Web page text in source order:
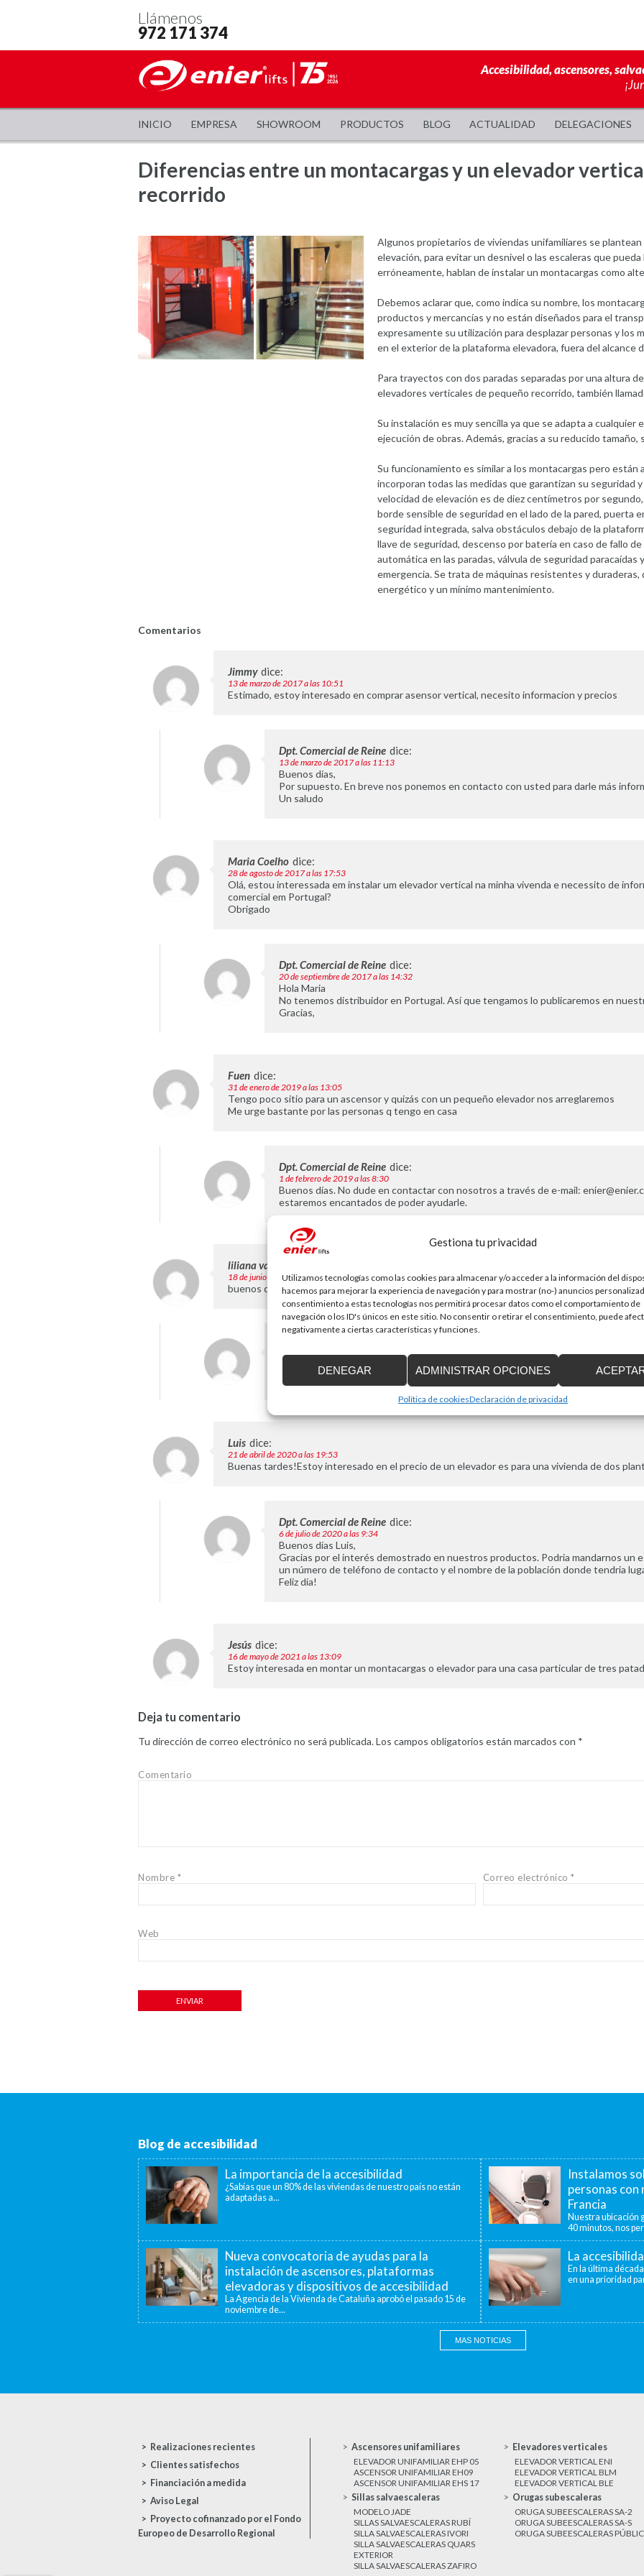
Gestiona tu privacidad
Utilizamos tecnologías como las cookies para almacenar y/o acceder a la información del
hacemos para mejorar la experiencia de navegación y para mostrar (no-) anuncios
consentimiento a estas tecnologías nos permitirá procesar datos como el comportamiento de
navegación o los ID's únicos en este sitio. No consentir o retirar el consentimiento, puede
negativamente a ciertas características y funciones.
DENEGAR ADMINISTRAR OPCIONES
Política de cookiesDeclaración de privacidad
Llámenos
972 171 374
Accesibilidad, ascensores,
INICIO EMPRESA SHOWROOM PRODUCTOS BLOG ACTUALIDAD DELEGACIONES
Diferencias entre un montacargas y un elevador
recorrido
Algunos propietarios de viviendas unifamiliares se
elevación, para evitar un desnivel o las escaleras que
erróneamente, hablan de instalar un montacargas como
Debemos aclarar que, como indica su nombre, los
productos y mercancías y no están diseñados para el
expresamente su utilización para desplazar personas y los
en el exterior de la plataforma elevadora, fuera del alcance
Para trayectos con dos paradas separadas por una altura
elevadores verticales de pequeño recorrido, también
Su instalación es muy sencilla ya que se adapta a
ejecución de obras. Además, gracias a su reducido
Su funcionamiento es similar a los montacargas pero
incorporan todas las medidas que garantizan su seguridad
velocidad de elevación es de diez centímetros por
borde sensible de seguridad en el lado de la pared, puerta
seguridad integrada, salva obstáculos debajo de la
llave de seguridad, descenso por batería en caso de fallo
automática en las paradas, válvula de seguridad paracaídas
emergencia. Se trata de máquinas resistentes y
energético y un mínimo mantenimiento.
Comentarios
Jimmy dice:
13 de marzo de 2017 a las 10:51
Estimado, estoy interesado en comprar asensor vertical, necesito informacion y precios
Dpt. Comercial de Reine dice:
13 de marzo de 2017 a las 11:13
Buenos días,
Por supuesto. En breve nos ponemos en contacto con usted para darle más
Un saludo
Maria Coelho dice:
28 de agosto de 2017 a las 17:53
Olá, estou interessada em instalar um elevador vertical na minha vivenda e necessito de
comercial em Portugal?
Obrigado
Dpt. Comercial de Reine dice:
20 de septiembre de 2017 a las 14:32
Hola Maria
No tenemos distribuidor en Portugal. Así que tengamos lo publicaremos en
Gracias,
Fuen dice:
31 de enero de 2019 a las 13:05
Tengo poco sitio para un ascensor y quizás con un pequeño elevador nos arreglaremos
Me urge bastante por las personas q tengo en casa
Dpt. Comercial de Reine dice:
1 de febrero de 2019 a las 8:30
Buenos días. No dude en contactar con nosotros a través de e-mail:
estaremos encantados de poder ayudarle.
liliana valencia
18 de junio de 2019 a las 16:15
buenos dias necesito cotizar un elevador montacargas para una empresa textil en la victoria
17 de septiembre de 2019 a las 7:36
Buenos días,
Gracias por su consulta. En breve nos pondremos en contacto con usted. Que
Luis dice:
21 de abril de 2020 a las 19:53
Buenas tardes!Estoy interesado en el precio de un elevador es para una vivienda de dos
Dpt. Comercial de Reine dice:
6 de julio de 2020 a las 9:34
Buenos días Luis,
Gracias por el interés demostrado en nuestros productos. Podria mandarnos un
un número de teléfono de contacto y el nombre de la población donde tendria
Feliz día!
Jesús dice:
16 de mayo de 2021 a las 13:09
Estoy interesada en montar un montacargas o elevador para una casa particular de tres
Deja tu comentario
Tu dirección de correo electrónico no será publicada.Los campos obligatorios están marcados con *
Comentario
Nombre * Correo electrónico*
Web
Blog de accesibilidad
La importancia de la accesibilidad
¿Sabías que un 80% de las viviendas de nuestro país no están
adaptadas a...
Instalamos
personas con
Francia
Nuestra ubicación
40 minutos, nos
Nueva convocatoria de ayudas para la
instalación de ascensores, plataformas
elevadoras y dispositivos de accesibilidad
La Agencia de la Vivienda de Cataluña aprobó el pasado 15 de
noviembre de...
La
En la última
en una prioridad
MAS NOTICIAS
Realizaciones recientes
Clientes satisfechos
Financiación a medida
Aviso Legal
Proyecto cofinanzado por el Fondo
Europeo de Desarrollo Regional
Ascensores unifamiliares
ELEVADOR UNIFAMILIAR EHP 05
ASCENSOR UNIFAMILIAR EH09
ASCENSOR UNIFAMILIAR EHS 17
Elevadores verticales
ELEVADOR VERTICAL ENI
ELEVADOR VERTICAL BLM
ELEVADOR VERTICAL BLE
Sillas salvaescaleras
MODELO JADE
SILLAS SALVAESCALERAS RUBÍ
SILLA SALVAESCALERAS IVORI
SILLA SALVAESCALERAS QUARS
EXTERIOR
SILLA SALVAESCALERAS ZAFIRO
Orugas subescaleras
ORUGA SUBEESCALERAS SA-2
ORUGA SUBEESCALERAS SA-S
ORUGA SUBEESCALERAS